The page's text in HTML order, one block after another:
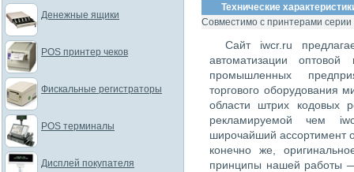
Технические
Совместимо с принтерами серии
Сайт iwcr.ru
автоматизации
промышленных
торгового оборудования
области штрих кодовых
рекламируемой чем
широчайший ассортимент
конечно же,
принципы нашей работы
Денежные ящики
POS принтер чеков
Фискальные регистраторы
POS терминалы
Дисплей покупателя